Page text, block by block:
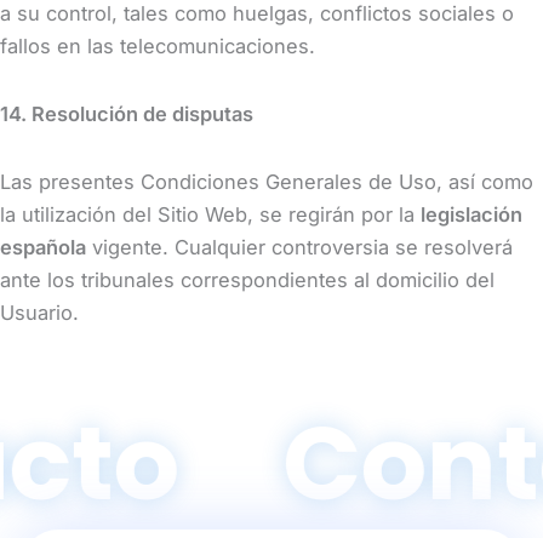
a su control, tales como huelgas, conflictos sociales o
fallos en las telecomunicaciones.
14. Resolución de disputas
Las presentes Condiciones Generales de Uso, así como
la utilización del Sitio Web, se regirán por la legislación
española vigente. Cualquier controversia se resolverá
ante los tribunales correspondientes al domicilio del
Usuario.